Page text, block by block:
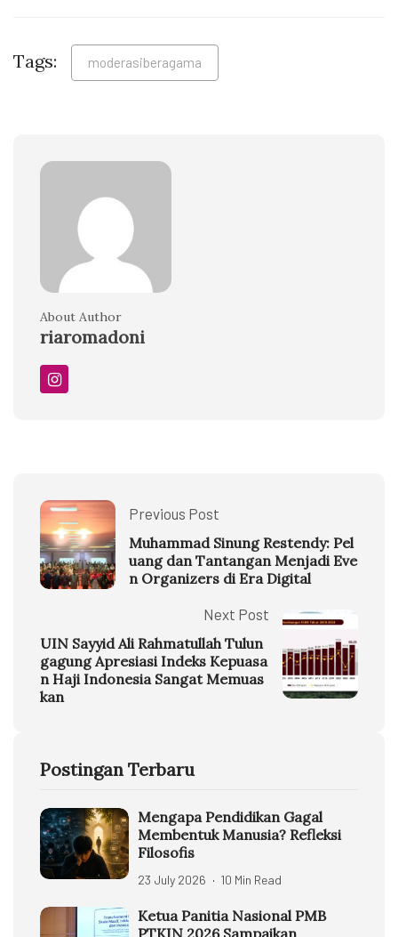
Tags: moderasiberagama
About Author
riaromadoni
Previous Post
Muhammad Sinung Restendy: Pel
uang dan Tantangan Menjadi Eve
n Organizers di Era Digital
Next Post
UIN Sayyid Ali Rahmatullah Tulun
gagung Apresiasi Indeks Kepuasa
n Haji Indonesia Sangat Memuas
kan
Postingan Terbaru
Mengapa Pendidikan Gagal
Membentuk Manusia? Refleksi
Filosofis
23 July 2026 10 Min Read
Ketua Panitia Nasional PMB
PTKIN 2026 Sampaikan